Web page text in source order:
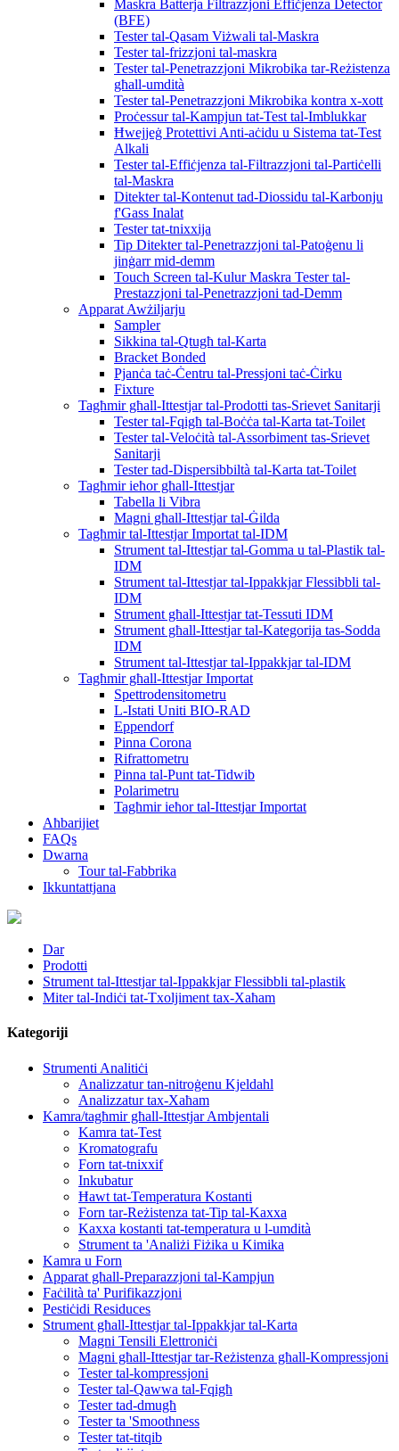
Maskra Batterja Filtrazzjoni Effiċjenza Detector
(BFE)
Tester tal-Qasam Viżwali tal-Maskra
Tester tal-frizzjoni tal-maskra
Tester tal-Penetrazzjoni Mikrobika tar-Reżistenza
għall-umdità
Tester tal-Penetrazzjoni Mikrobika kontra x-xott
Proċessur tal-Kampjun tat-Test tal-Imblukkar
Ħwejjeġ Protettivi Anti-aċidu u Sistema tat-Test
Alkali
Tester tal-Effiċjenza tal-Filtrazzjoni tal-Partiċelli
tal-Maskra
Ditekter tal-Kontenut tad-Diossidu tal-Karbonju
f'Gass Inalat
Tester tat-tnixxija
Tip Ditekter tal-Penetrazzjoni tal-Patoġenu li
jinġarr mid-demm
Touch Screen tal-Kulur Maskra Tester tal-
Prestazzjoni tal-Penetrazzjoni tad-Demm
Apparat Awżiljarju
Sampler
Sikkina tal-Qtugħ tal-Karta
Bracket Bonded
Pjanċa taċ-Ċentru tal-Pressjoni taċ-Ċirku
Fixture
Tagħmir għall-Ittestjar tal-Prodotti tas-Srievet Sanitarji
Tester tal-Fqigħ tal-Boċċa tal-Karta tat-Toilet
Tester tal-Veloċità tal-Assorbiment tas-Srievet
Sanitarji
Tester tad-Dispersibbiltà tal-Karta tat-Toilet
Tagħmir ieħor għall-Ittestjar
Tabella li Vibra
Magni għall-Ittestjar tal-Ġilda
Tagħmir tal-Ittestjar Importat tal-IDM
Strument tal-Ittestjar tal-Gomma u tal-Plastik tal-
IDM
Strument tal-Ittestjar tal-Ippakkjar Flessibbli tal-
IDM
Strument għall-Ittestjar tat-Tessuti IDM
Strument għall-Ittestjar tal-Kategorija tas-Sodda
IDM
Strument tal-Ittestjar tal-Ippakkjar tal-IDM
Tagħmir għall-Ittestjar Importat
Spettrodensitometru
L-Istati Uniti BIO-RAD
Eppendorf
Pinna Corona
Rifrattometru
Pinna tal-Punt tat-Tidwib
Polarimetru
Tagħmir ieħor tal-Ittestjar Importat
Aħbarijiet
FAQs
Dwarna
Tour tal-Fabbrika
Ikkuntattjana
Dar
Prodotti
Strument tal-Ittestjar tal-Ippakkjar Flessibbli tal-plastik
Miter tal-Indiċi tat-Txoljiment tax-Xaħam
Kategoriji
Strumenti Analitiċi
Analizzatur tan-nitroġenu Kjeldahl
Analizzatur tax-Xaħam
Kamra/tagħmir għall-Ittestjar Ambjentali
Kamra tat-Test
Kromatografu
Forn tat-tnixxif
Inkubatur
Ħawt tat-Temperatura Kostanti
Forn tar-Reżistenza tat-Tip tal-Kaxxa
Kaxxa kostanti tat-temperatura u l-umdità
Strument ta 'Analiżi Fiżika u Kimika
Kamra u Forn
Apparat għall-Preparazzjoni tal-Kampjun
Faċilità ta' Purifikazzjoni
Pestiċidi Residuces
Strument għall-Ittestjar tal-Ippakkjar tal-Karta
Magni Tensili Elettroniċi
Magni għall-Ittestjar tar-Reżistenza għall-Kompressjoni
Tester tal-kompressjoni
Tester tal-Qawwa tal-Fqigħ
Tester tad-dmugħ
Tester ta 'Smoothness
Tester tat-titqib